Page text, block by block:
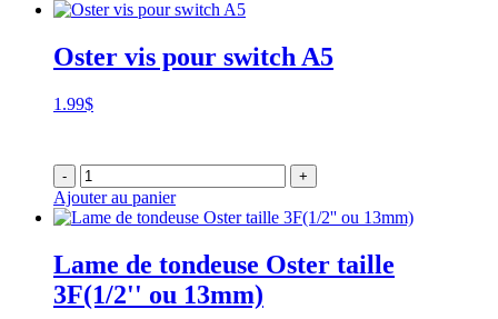
Oster vis pour switch A5
1.99$
- +
Ajouter au panier
Lame de tondeuse Oster taille
3F(1/2'' ou 13mm)